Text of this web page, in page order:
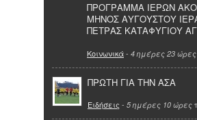
ΠΡΟΓΡΑΜΜΑ ΙΕΡΩΝ
ΜΗΝΟΣ ΑΥΓΟΥΣΤΟΥ
ΠΕΤΡΑΣ ΚΑΤΑΦΥΓΙΟΥ
Κοινωνικά- 4 ημέρες 23 ώρες
ΠΡΩΤΗ ΓΙΑ ΤΗΝ ΑΣΑ
Ειδήσεις - 5 ημέρες 10 ώρες